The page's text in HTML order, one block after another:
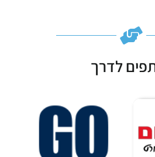
לדרך